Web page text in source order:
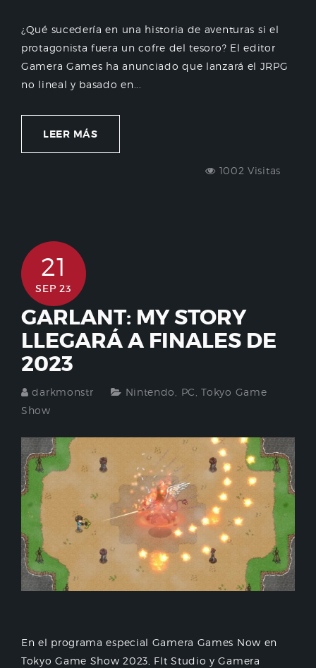
¿Qué sucedería en una historia de aventuras si el
protagonista fuera un cofre del tesoro? El editor
Gamera Games ha anunciado que lanzará el JRPG
no lineal y basado en...
LEER MÁS
1002 Visitas
21
SEP 23
GARLANT: MY STORY
LLEGARÁ A FINALES DE
2023
darkmonstr Nintendo PC ,Tokyo Game
Show
En el programa especial Gamera Games Now en
Tokyo Game Show 2023, Flt Studio y Gamera